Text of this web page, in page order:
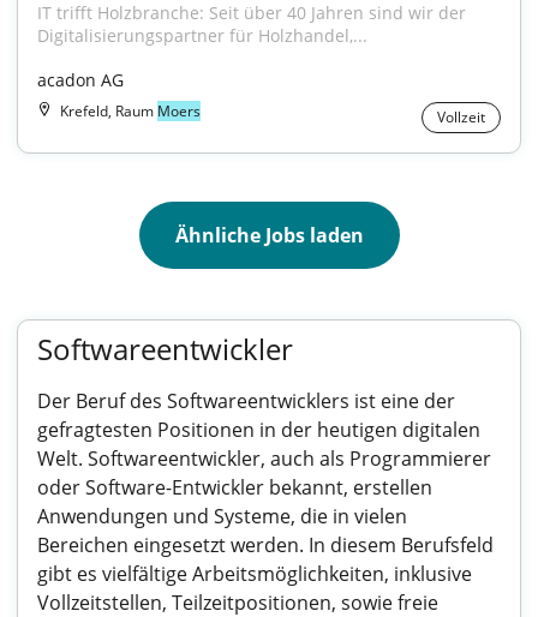
IT trifft Holzbranche: Seit über 40 Jahren sind wir der
Digitalisierungspartner für Holzhandel,...
acadon AG
Krefeld, Raum Moers Vollzeit
Ähnliche Jobs laden
Softwareentwickler
Der Beruf des Softwareentwicklers ist eine der
gefragtesten Positionen in der heutigen digitalen
Welt. Softwareentwickler, auch als Programmierer
oder Software-Entwickler bekannt, erstellen
Anwendungen und Systeme, die in vielen
Bereichen eingesetzt werden. In diesem Berufsfeld
gibt es vielfältige Arbeitsmöglichkeiten, inklusive
Vollzeitstellen, Teilzeitpositionen, sowie freie